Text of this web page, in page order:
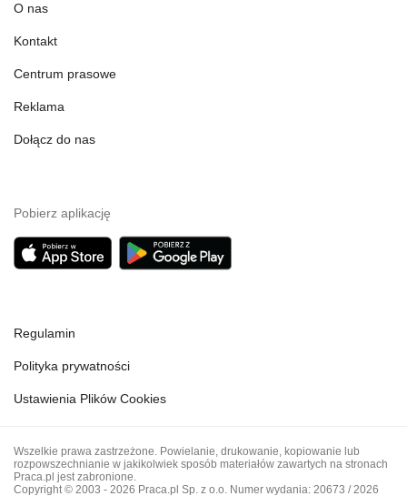
O nas
Kontakt
Centrum prasowe
Reklama
Dołącz do nas
Pobierz aplikację
Regulamin
Polityka prywatności
Ustawienia Plików Cookies
Wszelkie prawa zastrzeżone. Powielanie, drukowanie, kopiowanie lub
rozpowszechnianie w jakikolwiek sposób materiałów zawartych na stronach
Praca.pl jest zabronione.
Copyright © 2003 - 2026 Praca.pl Sp. z o.o. Numer wydania: 20673 / 2026